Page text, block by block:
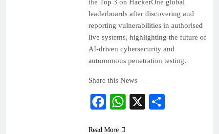
the Top 3 on HackerOne global
leaderboards after discovering and
reporting vulnerabilities in authorised
live systems, highlighting the future of
AI-driven cybersecurity and
autonomous penetration testing.
Share this News
Facebook
WhatsApp
X
Read More